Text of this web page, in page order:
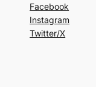
Facebook
Instagram
Twitter/X